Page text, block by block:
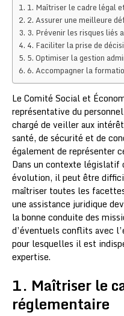
1. Maîtriser le cadre légal
2. Assurer une meilleure
3. Prévenir les risques liés
4. Faciliter la prise de
5. Optimiser la gestion
6. Accompagner la
Le Comité Social et
représentative du
chargé de veiller aux
santé, de sécurité et de
également de représenter
Dans un contexte
évolution, il peut être
maîtriser toutes les
une assistance juridique
la bonne conduite des
d’éventuels conflits avec
pour lesquelles il est
expertise.
1. Maîtriser le
réglementaire